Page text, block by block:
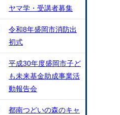
ヤマ学・受講者募集
令和8年盛岡市消防出
初式
平成30年度盛岡市子ど
も未来基金助成事業活
動報告会
都南つどいの森のキャ